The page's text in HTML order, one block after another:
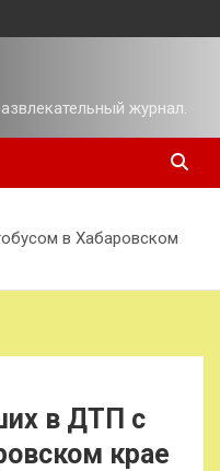
журнал.
в Хабаровском
в ДТП с
крае